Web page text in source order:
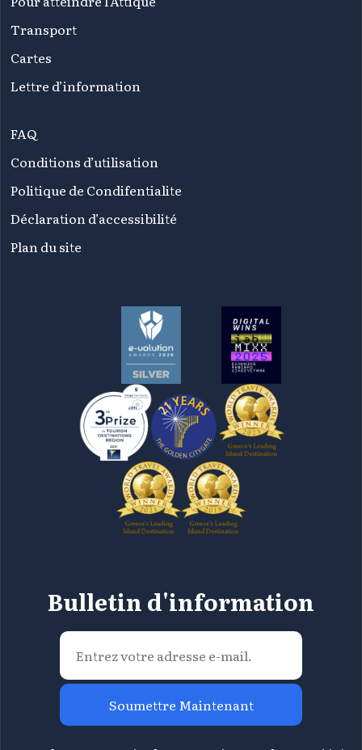
Transport
Cartes
Lettre d’information
FAQ
Conditions d’utilisation
Politique de Condifentialite
Déclaration d’accessibilité
Plan du site
Bulletin d'information
Soumettre Maintenant